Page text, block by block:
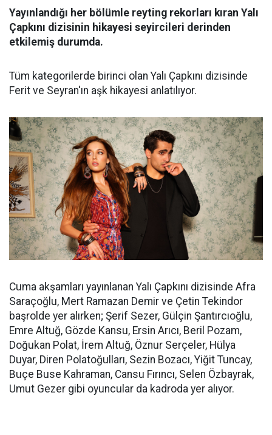
Yayınlandığı her bölümle reyting rekorları kıran Yalı
Çapkını dizisinin hikayesi seyircileri derinden
etkilemiş durumda.
Tüm kategorilerde birinci olan Yalı Çapkını dizisinde
Ferit ve Seyran'ın aşk hikayesi anlatılıyor.
Cuma akşamları yayınlanan Yalı Çapkını dizisinde Afra
Saraçoğlu, Mert Ramazan Demir ve Çetin Tekindor
başrolde yer alırken; Şerif Sezer, Gülçin Şantırcıoğlu,
Emre Altuğ, Gözde Kansu, Ersin Arıcı, Beril Pozam,
Doğukan Polat, İrem Altuğ, Öznur Serçeler, Hülya
Duyar, Diren Polatoğulları, Sezin Bozacı, Yiğit Tuncay,
Buçe Buse Kahraman, Cansu Fırıncı, Selen Özbayrak,
Umut Gezer gibi oyuncular da kadroda yer alıyor.